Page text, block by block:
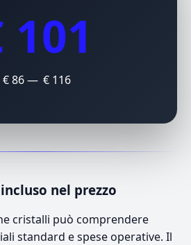
101
€ 86 — € 116
nel prezzo
cristalli può comprendere
standard e spese operative. Il